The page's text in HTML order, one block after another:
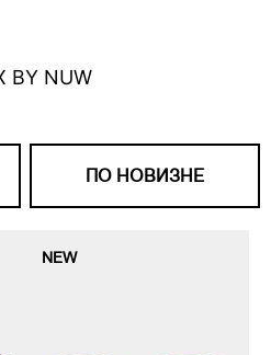
BY NUW
ПО НОВИЗНЕ
NEW